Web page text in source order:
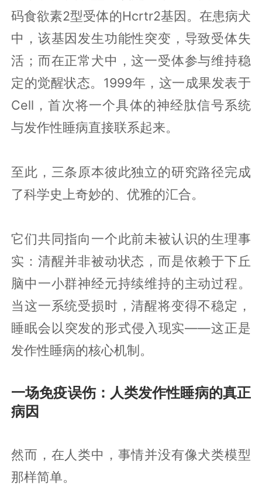
码食欲素2型受体的Hcrtr2基因。在患病犬
中，该基因发生功能性突变，导致受体失
活；而在正常犬中，这一受体参与维持稳
定的觉醒状态。1999年，这一成果发表于
Cell，首次将一个具体的神经肽信号系统
与发作性睡病直接联系起来。
至此，三条原本彼此独立的研究路径完成
了科学史上奇妙的、优雅的汇合。
它们共同指向一个此前未被认识的生理事
实：清醒并非被动状态，而是依赖于下丘
脑中一小群神经元持续维持的主动过程。
当这一系统受损时，清醒将变得不稳定，
睡眠会以突发的形式侵入现实——这正是
发作性睡病的核心机制。
一场免疫误伤：人类发作性睡病的真正
病因
然而，在人类中，事情并没有像犬类模型
那样简单。